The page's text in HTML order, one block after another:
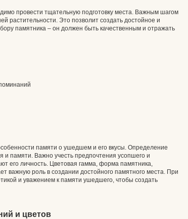
провести тщательную подготовку места. Важным шагом
растительности. Это позволит создать достойное и
памятника – он должен быть качественным и отражать
памяти о ушедшем и его вкусы. Определение
памяти. Важно учесть предпочтения усопшего и
его личность. Цветовая гамма, форма памятника,
важную роль в создании достойного памятного места. При
и уважением к памяти ушедшего, чтобы создать
и цветов